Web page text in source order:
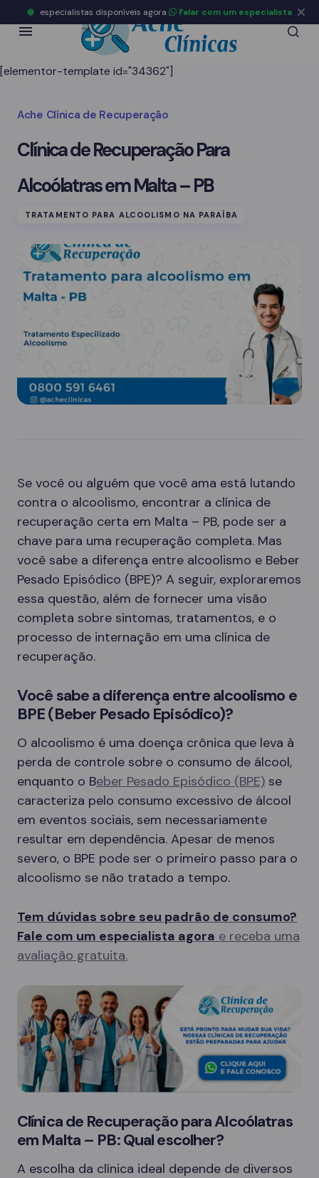
[elementor-template id="34362"]
Ache Clínica de Recuperação
Clínica de Recuperação Para
Alcoólatras em Malta – PB
TRATAMENTO PARA ALCOOLISMO NA PARAÍBA
Se você ou alguém que você ama está lutando
contra o alcoolismo, encontrar a clínica de
recuperação certa em Malta – PB, pode ser a
chave para uma recuperação completa. Mas
você sabe a diferença entre alcoolismo e Beber
Pesado Episódico (BPE)? A seguir, exploraremos
essa questão, além de fornecer uma visão
completa sobre sintomas, tratamentos, e o
processo de internação em uma clínica de
recuperação.
Você sabe a diferença entre alcoolismo e
BPE (Beber Pesado Episódico)?
O alcoolismo é uma doença crônica que leva à
perda de controle sobre o consumo de álcool,
enquanto o Beber Pesado Episódico (BPE) se
caracteriza pelo consumo excessivo de álcool
em eventos sociais, sem necessariamente
resultar em dependência. Apesar de menos
severo, o BPE pode ser o primeiro passo para o
alcoolismo se não tratado a tempo.
Tem dúvidas sobre seu padrão de consumo?
Fale com um especialista agora e receba uma
avaliação gratuita.
Clínica de Recuperação para Alcoólatras
em Malta – PB: Qual escolher?
A escolha da clínica ideal depende de diversos
especialistas disponíveis agora Falar com um especialista